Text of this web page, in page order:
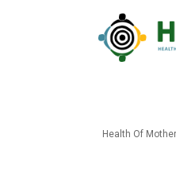
Health Of